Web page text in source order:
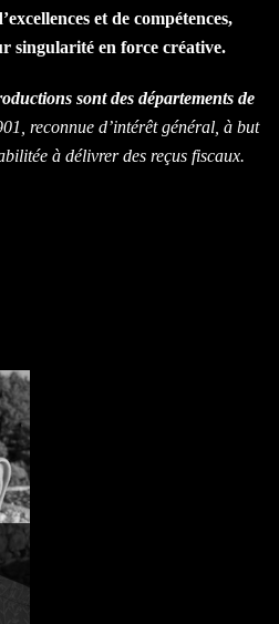
et de compétences,
singularité en force créative.
sont des départements de
reconnue d’intérêt général, à but
à délivrer des reçus fiscaux.